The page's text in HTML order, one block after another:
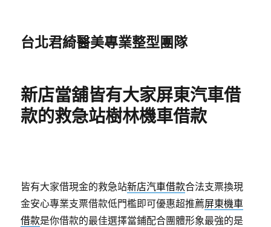
台北君綺醫美專業整型團隊
新店當舖皆有大家屏東汽車借
款的救急站樹林機車借款
皆有大家借現金的救急站新店汽車借款合法支票換現
金安心專業支票借款低門檻即可優惠超推薦屏東機車
借款是你借款的最佳選擇當鋪配合團體形象最強的是